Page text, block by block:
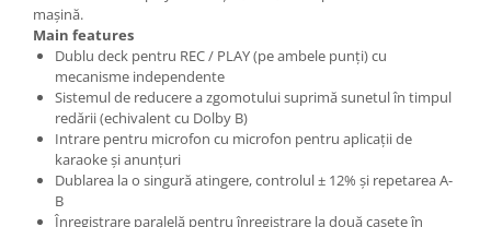
mașină.
Main features
Dublu deck pentru REC / PLAY (pe ambele punți) cu
mecanisme independente
Sistemul de reducere a zgomotului suprimă sunetul în timpul
redării (echivalent cu Dolby B)
Intrare pentru microfon cu microfon pentru aplicații de
karaoke și anunțuri
Dublarea la o singură atingere, controlul ± 12% și repetarea A-
B
Înregistrare paralelă pentru înregistrare la două casete în